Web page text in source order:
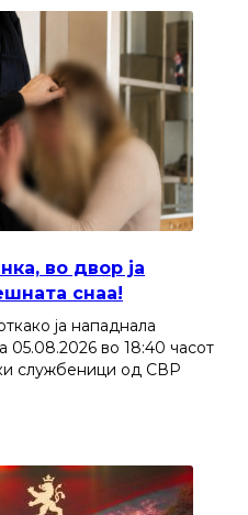
во двор ја
снаа!
ја нападнала
05.08.2026 во 18:40 часот
службеници од СВР